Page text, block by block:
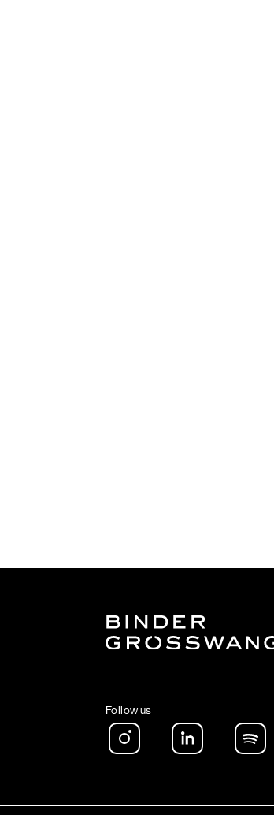
Follow us
Instagram LinkedIn